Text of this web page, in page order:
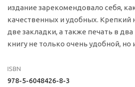
издание зарекомендовало себя,
качественных и удобных.
две закладки, а также печать в
книгу не только очень удобной, но
ISBN
978-5-6048426-8-3